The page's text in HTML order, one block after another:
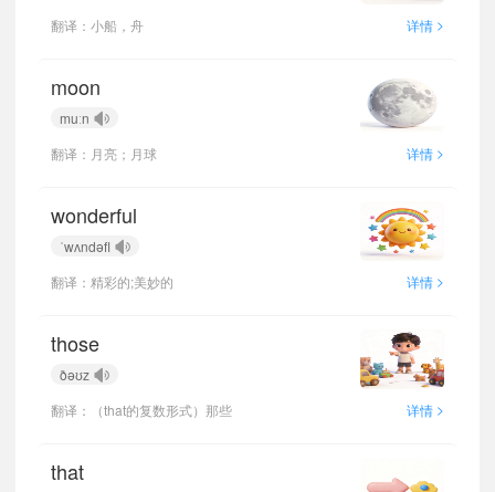
翻译：小船，舟
详情 >
moon
muːn
翻译：月亮；月球
详情 >
wonderful
ˈwʌndəfl
翻译：精彩的;美妙的
详情 >
those
ðəʊz
翻译：（that的复数形式）那些
详情 >
that